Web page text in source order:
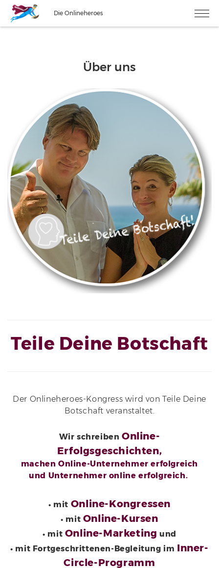
Die Onlineheroes
Über uns
Teile Deine Botschaft
Der Onlineheroes-Kongress wird von Teile Deine
Botschaft veranstaltet.
Wir schreibenOnline-
Erfolgsgeschichten,
machen Online-Unternehmer erfolgreich
und Unternehmer online erfolgreich.
• mit Online-Kongressen
• mit Online-Kursen
• mit Online-Marketing und
• mit Fortgeschrittenen-Begleitung im Inner-
Circle-Programm